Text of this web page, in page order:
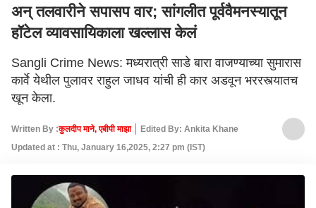
अन् तलवारीने सपासप वार; सांगलीत पूर्ववैमनस्यातून
हॉटेल व्यावसायिकाला खल्लास केलं
Sangli Crime News: मध्यरात्री साडे बारा वाजण्याच्या सुमारास
कार्वे येथील पुलावर राहुल जाधव यांची ही कार अडवून भररस्त्यातच
खून केला.
Written By :कुलदीप माने, एबीपी माझा
Edited By: Ankita Khane
Updated at : Thu, January 16,2025, 2:27 pm (IST)